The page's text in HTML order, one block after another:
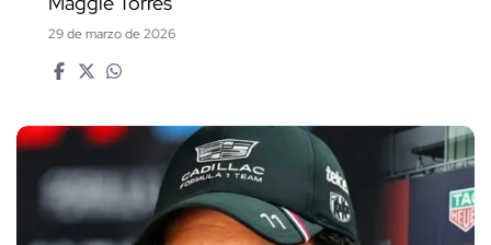
29 de marzo de 2026